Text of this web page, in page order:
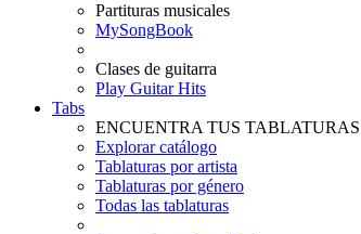
Partituras musicales
MySongBook
Clases de guitarra
Play Guitar Hits
Tabs
ENCUENTRA TUS TABLATURAS
Explorar catálogo
Tablaturas por artista
Tablaturas por género
Todas las tablaturas